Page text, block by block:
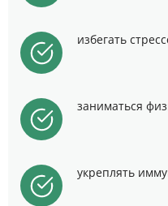
избегать
заниматься
укреплять